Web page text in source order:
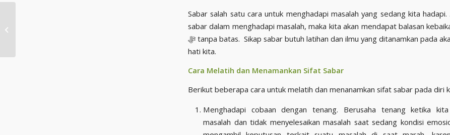
Sabar salah satu cara untuk menghadapi masalah yang sedang kita hadapi.
sabar dalam menghadapi masalah, maka kita akan mendapat balasan
ﷻ tanpa batas. Sikap sabar butuh latihan dan ilmu yang ditanamkan pada akal, nafsu dan
hati kita.
Cara Melatih dan Menamankan Sifat Sabar
Berikut beberapa cara untuk melatih dan menanamkan sifat sabar pada diri
Menghadapi cobaan dengan tenang. Berusaha tenang ketika
masalah dan tidak menyelesaikan masalah saat sedang kondisi